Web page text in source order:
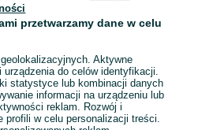
5 szt / Ślimaki Papugi dla ptaków
przetwarzamy dane w celu
Aktywne
do celów identyfikacji.
statystyce lub kombinacji danych
informacji na urządzeniu lub
reklam. Rozwój i
profili w celu personalizacji treści.